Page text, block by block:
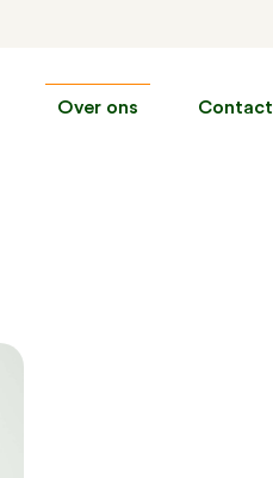
Over ons Contact